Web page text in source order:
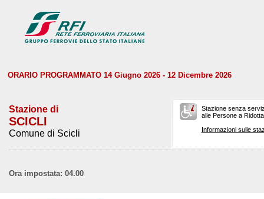
ORARIO PROGRAMMATO 14 Giugno 2026 - 12 Dicembre 2026
Stazione di
SCICLI
Comune di Scicli
Stazione senza
alle Persone a
Informazioni sulle
Ora impostata: 04.00